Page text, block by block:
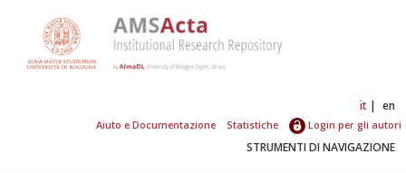
it en
Aiuto e Documentazione Statistiche Login per gli autori
STRUMENTI DI NAVIGAZIONE